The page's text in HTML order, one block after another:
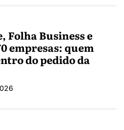
Folha Business e
empresas: quem
do pedido da